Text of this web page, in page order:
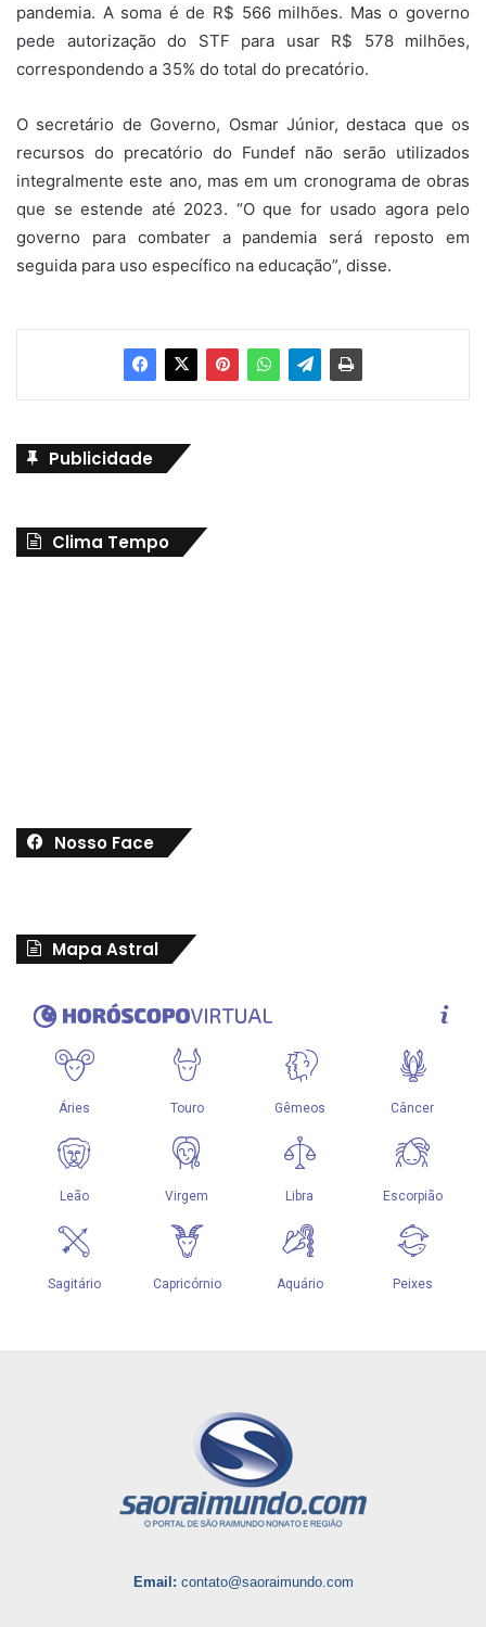
pandemia. A soma é de R$ 566 milhões. Mas o governo
pede autorização do STF para usar R$ 578 milhões,
correspondendo a 35% do total do precatório.
O secretário de Governo, Osmar Júnior, destaca que os
recursos do precatório do Fundef não serão utilizados
integralmente este ano, mas em um cronograma de obras
que se estende até 2023. “O que for usado agora pelo
governo para combater a pandemia será reposto em
seguida para uso específico na educação”, disse.
Publicidade
Clima Tempo
Nosso Face
Mapa Astral
Email: contato@saoraimundo.com